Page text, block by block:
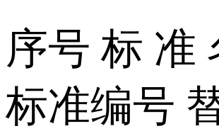
序号 标 准
标准编号